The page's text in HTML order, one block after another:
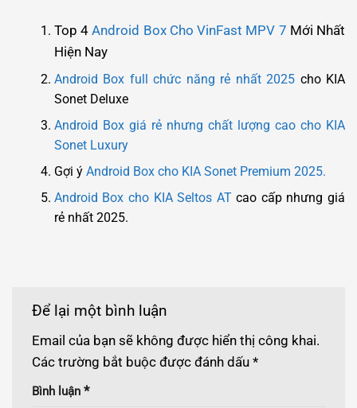
Top 4Android Box Cho VinFast MPV 7 Mới Nhất
Hiện Nay
Android Box full chức năng rẻ nhất 2025 cho KIA
Sonet Deluxe
Android Box giá rẻ nhưng chất lượng cao cho KIA
Sonet Luxury
Gợi ý Android Box cho KIA Sonet Premium 2025.
Android Box cho KIA Seltos ATcao cấp nhưng giá
rẻ nhất 2025.
Để lại một bình luận
Email của bạn sẽ không được hiển thị công khai.
Các trường bắt buộc được đánh dấu *
Bình luận *